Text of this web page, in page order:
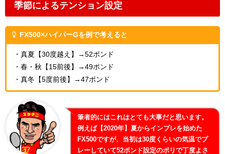
季節によるテンション設定
FX500×ハイパーGを例で考えると
・真夏【30度越え】→52ポンド
・春・秋【15前後】→49ポンド
・真冬【5度前後】→47ポンド
筆者的にはこれはとても大事だと思います。
例えば【2020年】夏からインプレを始めた
FX500ですが、当初は30度くらいの気温でプ
レーしていて52ポンド設定のポリで丁度よさ